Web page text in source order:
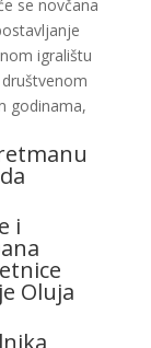
se novčana
igralištu
godinama,
i
Oluja